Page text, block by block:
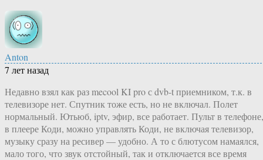
Anton
7 лет назад
Недавно взял как раз mecool KI pro с dvb-t приемником, т.к. в
телевизоре нет. Спутник тоже есть, но не включал. Полет
нормальный. Ютьюб, iptv, эфир, все работает. Пульт в телефоне,
в плеере Коди, можно управлять Коди, не включая телевизор,
музыку сразу на ресивер — удобно. А то с блютусом намаялся,
мало того, что звук отстойный, так и отключается все время